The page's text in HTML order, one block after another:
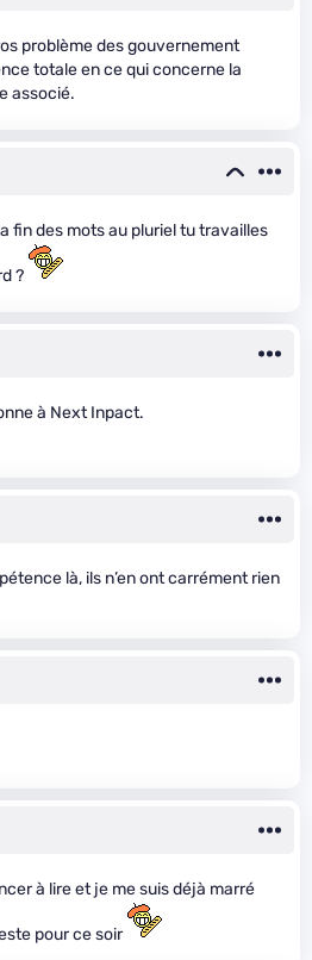
problème des gouvernement
totale en ce qui concerne la
associé.
fin des mots au pluriel tu travailles
?
à Next Inpact.
là, ils n’en ont carrément rien
à lire et je me suis déjà marré
pour ce soir